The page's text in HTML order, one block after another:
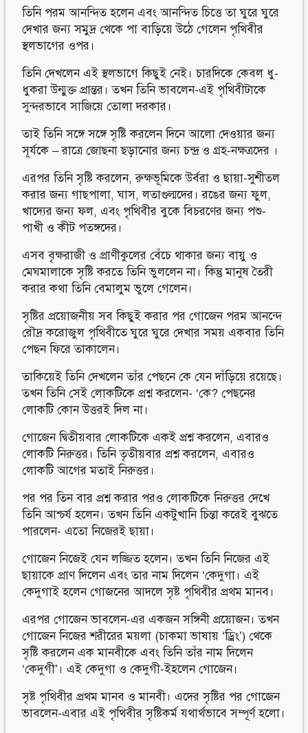
তিনি পরম আনন্দিত হলেন এবং আনন্দিত চিত্তে তা ঘুরে ঘুরে
দেখার জন্য সমুদ্র থেকে পা বাড়িয়ে উঠে গেলেন পৃথিবীর
স্থলভাগের ওপর।
তিনি দেখলেন এই স্থলভাগে কিছুই নেই। চারদিকে কেবল ধু-
ধুকরা উন্মুক্ত প্রান্তর। তখন তিনি ভাবলেন-এই পৃথিবীটাকে
সুন্দরভাবে সাজিয়ে তোলা দরকার।
তাই তিনি সঙ্গে সঙ্গে সৃষ্টি করলেন দিনে আলো দেওয়ার জন্য
সূর্যকে – রাত্রে জোছনা ছড়ানোর জন্য চন্দ্র ও গ্রহ-নক্ষত্রদের ।
এরপর তিনি সৃষ্টি করলেন, রুক্ষভূমিকে উর্বরা ও ছায়া-সুশীতল
করার জন্য গাছপালা, ঘাস, লতাগুল্মদের। রঙের জন্য ফুল,
খাদ্যের জন্য ফল, এবং পৃথিবীর বুকে বিচরণের জন্য পশু-
পাখী ও কীট পতঙ্গদের।
এসব বৃক্ষরাজী ও প্রাণীকুলের বেঁচে থাকার জন্য বায়ু ও
মেঘমালাকে সৃষ্টি করতে তিনি ভুললেন না। কিন্তু মানুষ তৈরী
করার কথা তিনি বেমালুম ভুলে গেলেন।
সৃষ্টির প্রয়োজনীয় সব কিছুই করার পর গোজেন পরম আনন্দে
রৌদ্র করোজুল পৃথিবীতে ঘুরে ঘুরে দেখার সময় একবার তিনি
পেছন ফিরে তাকালেন।
তাকিয়েই তিনি দেখলেন তাঁর পেছনে কে যেন দাঁড়িয়ে রয়েছে।
তখন তিনি সেই লোকটিকে প্রশ্ন করলেন- ‘কে? পেছনের
লোকটি কোন উত্তরই দিল না।
গোজেন দ্বিতীয়বার লোকটিকে একই প্রশ্ন করলেন, এবারও
লোকটি নিরুত্তর। তিনি তৃতীয়বার প্রশ্ন করলেন, এবারও
লোকটি আগের মতাই নিরুত্তর।
পর পর তিন বার প্রশ্ন করার পরও লোকটিকে নিরুত্তর দেখে
তিনি আশ্চর্য হলেন। তখন তিনি একটুখানি চিন্তা করেই বুঝতে
পারলেন- এতো নিজেরই ছায়া।
গোজেন নিজেই যেন লজ্জিত হলেন। তখন তিনি নিজের এই
ছায়াকে প্রাণ দিলেন এবং তার নাম দিলেন ‘কেদুগা। এই
কেদুগাই হলেন গোজনের আদলে সৃষ্ট পৃথিবীর প্রথম মানব।
এরপর গোজেন ভাবলেন-এর একজন সঙ্গিনী প্রয়োজন। তখন
গোজেন নিজের শরীরের ময়লা (চাকমা ভাষায় ‘ড্রিং’) থেকে
সৃষ্টি করলেন এক মানবীকে এবং তিনি তাঁর নাম দিলেন
‘কেদুগী’। এই কেদুগা ও কেদুগী-ইহলেন গোজেন।
সৃষ্ট পৃথিবীর প্রথম মানব ও মানবী। এদের সৃষ্টির পর গোজেন
ভাবলেন-এবার এই পৃথিবীর সৃষ্টিকর্ম যথার্থভাবে সম্পূর্ণ হলো।